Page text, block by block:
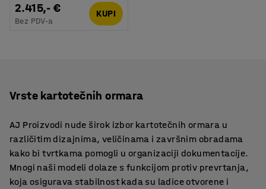
2.415,- €
Bez PDV-a
KUPI
Vrste kartotečnih ormara
AJ Proizvodi nude širok izbor kartotečnih ormara u
različitim dizajnima, veličinama i završnim obradama
kako bi tvrtkama pomogli u organizaciji dokumentacije.
Mnogi naši modeli dolaze s funkcijom protiv prevrtanja,
koja osigurava stabilnost kada su ladice otvorene i